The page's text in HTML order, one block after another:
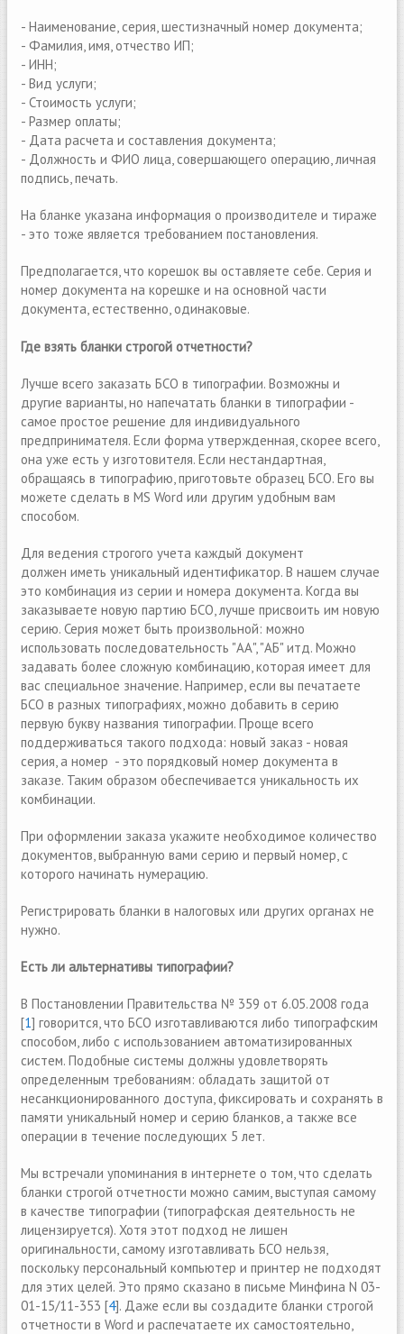
- Наименование, серия, шестизначный номер документа;
- Фамилия, имя, отчество ИП;
- ИНН;
- Вид услуги;
- Стоимость услуги;
- Размер оплаты;
- Дата расчета и составления документа;
- Должность и ФИО лица, совершающего операцию, личная
подпись, печать.
На бланке указана информация о производителе и тираже
- это тоже является требованием постановления.
Предполагается, что корешок вы оставляете себе. Серия и
номер документа на корешке и на основной части
документа, естественно, одинаковые.
Где взять бланки строгой отчетности?
Лучше всего заказать БСО в типографии. Возможны и
другие варианты, но напечатать бланки в типографии -
самое простое решение для индивидуального
предпринимателя. Если форма утвержденная, скорее всего,
она уже есть у изготовителя. Если нестандартная,
обращаясь в типографию, приготовьте образец БСО. Его вы
можете сделать в MS Word или другим удобным вам
способом.
Для ведения строгого учeта каждый документ
должен иметь уникальный идентификатор. В нашем случае
это комбинация из серии и номера документа. Когда вы
заказываете новую партию БСО, лучше присвоить им новую
серию. Серия может быть произвольной: можно
использовать последовательность "АА", "АБ" итд. Можно
задавать более сложную комбинацию, которая имеет для
вас специальное значение. Например, если вы печатаете
БСО в разных типографиях, можно добавить в серию
первую букву названия типографии. Проще всего
поддерживаться такого подхода: новый заказ - новая
серия, а номер - это порядковый номер документа в
заказе. Таким образом обеспечивается уникальность их
комбинации.
При оформлении заказа укажите необходимое количество
документов, выбранную вами серию и первый номер, с
которого начинать нумерацию.
Регистрировать бланки в налоговых или других органах не
нужно.
Есть ли альтернативы типографии?
В Постановлении Правительства № 359 от 6.05.2008 года
[1] говорится, что БСО изготавливаются либо типографским
способом, либо с использованием автоматизированных
систем. Подобные системы должны удовлетворять
определенным требованиям: обладать защитой от
несанкционированного доступа, фиксировать и сохранять в
памяти уникальный номер и серию бланков, а также все
операции в течение последующих 5 лет.
Mы встречали упоминания в интернете о том, что сделать
бланки строгой отчетности можно самим, выступая самому
в качестве типографии (типографская деятельность не
лицензируется). Хотя этот подход не лишен
оригинальности, самому изготавливать БСО нельзя,
поскольку персональный компьютер и принтер не подходят
для этих целей. Это прямо сказано в письме Минфина N 03-
01-15/11-353 [4]. Даже если вы создадите бланки строгой
отчетности в Word и распечатаете их самостоятельно,